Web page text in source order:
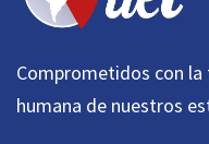
Comprometidos con
humana de nuestros